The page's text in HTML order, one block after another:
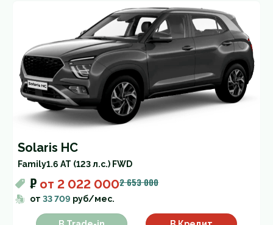
Solaris HC
Family1.6 AT (123 л.с.) FWD
₽ от 2 022 0002 653 000
от 33 709 руб/мес.